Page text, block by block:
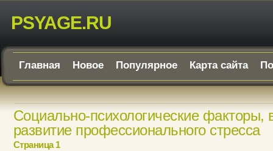
PSYAGE.RU
Главная Новое Популярное Карта сайта
Социально-психологические
развитие профессионального стресса
Страница 1